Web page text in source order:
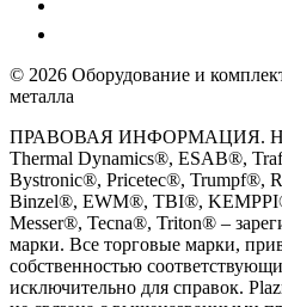
© 2026 Оборудование и
металла
ПРАВОВАЯ ИНФОРМАЦИЯ.
Thermal Dynamics®, ESAB®,
Bystronic®, Pricetec®, Trumpf®,
Binzel®, EWM®, TBI®,
Messer®, Tecna®, Triton® –
марки. Все торговые марки,
собственностью
исключительно для справок.